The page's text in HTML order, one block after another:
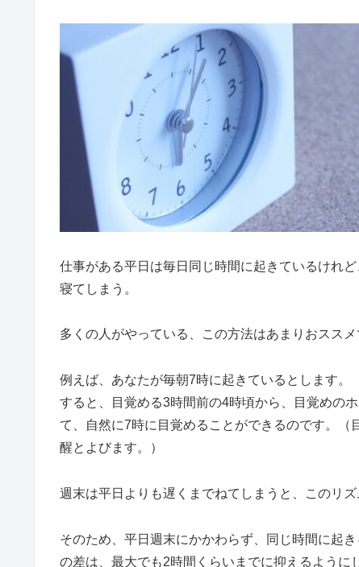
仕事がある平日は毎日同じ時間に起きているけれ
寝てしまう。
多くの人がやっている、この方法はあまりおススメ
例えば、あなたが毎朝7時に起きているとします。
すると、
目覚める3時間前の4時頃から、目覚めの
て、自然に7時に目覚めることができるのです。（
醒とよびます。）
週末は平日よりも遅くまでねてしまうと、このリズ
そのため、 平日週末にかかわらず、同じ時間に起
の差は、最大でも2時間くらいまでに抑えるように